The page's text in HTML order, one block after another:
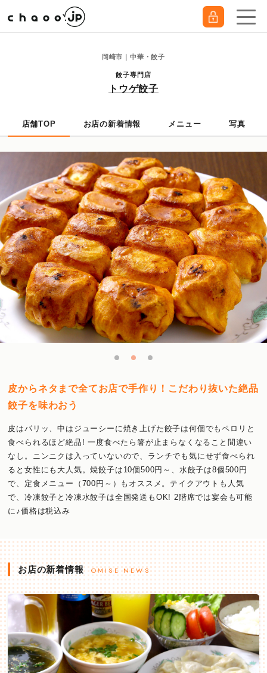
岡崎市｜中華・餃子
餃子専門店
トウゲ餃子
店舗TOP お店の新着情報 メニュー 写真
皮からネタまで全てお店で手作り！こだわり抜いた絶品
餃子を味わおう
皮はパリッ、中はジューシーに焼き上げた餃子は何個でもペロリと
食べられるほど絶品! 一度食べたら箸が止まらなくなること間違い
なし。ニンニクは入っていないので、ランチでも気にせず食べられ
ると女性にも大人気。焼餃子は10個500円～、水餃子は8個500円
で、定食メニュー（700円～）もオススメ。テイクアウトも人気
で、冷凍餃子と冷凍水餃子は全国発送もOK! 2階席では宴会も可能
に♪価格は税込み
お店の新着情報 OMISE NEWS